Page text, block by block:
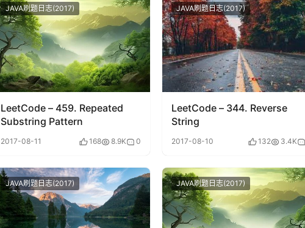
JAVA刷题日志(2017)
LeetCode – 459. Repeated
Substring Pattern
2017-08-11 168 8.9K 0
JAVA刷题日志(2017)
LeetCode – 344. Reverse
String
2017-08-10 132 3.4K
JAVA刷题日志(2017) JAVA刷题日志(2017)